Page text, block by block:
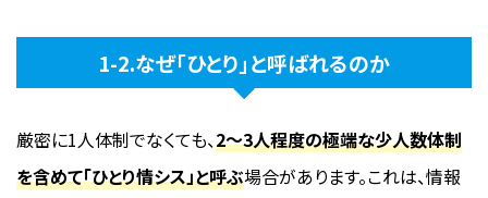
1-2.なぜ「ひとり」と呼ばれるのか
厳密に1人体制でなくても、2〜3人程度の極端な少人数体制
を含めて「ひとり情シス」と呼ぶ場合があります。これは、情報